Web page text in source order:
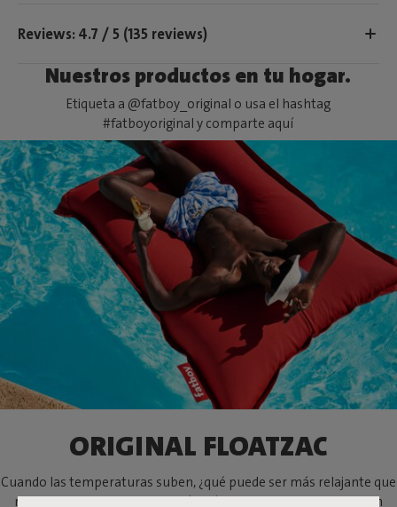
Reviews: 4.7 / 5 (135 reviews)
Nuestros productos en tu hogar.
Etiqueta a @fatboy_original o usa el hashtag
#fatboyoriginal y comparte aquí
ORIGINAL FLOATZAC
Cuando las temperaturas suben, ¿qué puede ser más relajante que
refrescarse en la piscina? Aquí está la respuesta. Ahora, con un